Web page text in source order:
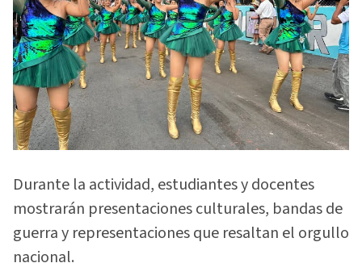
Durante la actividad, estudiantes y docentes
mostrarán presentaciones culturales, bandas de
guerra y representaciones que resaltan el orgullo
nacional.